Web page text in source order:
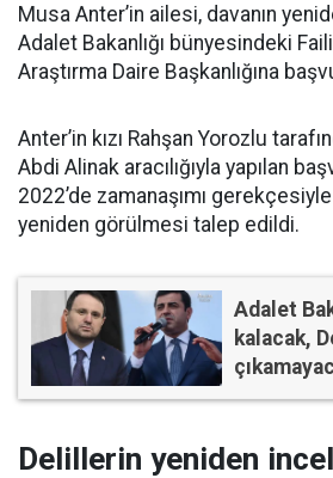
Musa Anter’in ailesi, davanın
Adalet Bakanlığı bünyesindeki
Araştırma Daire Başkanlığına
Anter’in kızı Rahşan Yorozlu
Abdi Alinak aracılığıyla yapılan
2022’de zamanaşımı
yeniden görülmesi talep edildi.
Adalet
kalacak,
Delillerin yeniden